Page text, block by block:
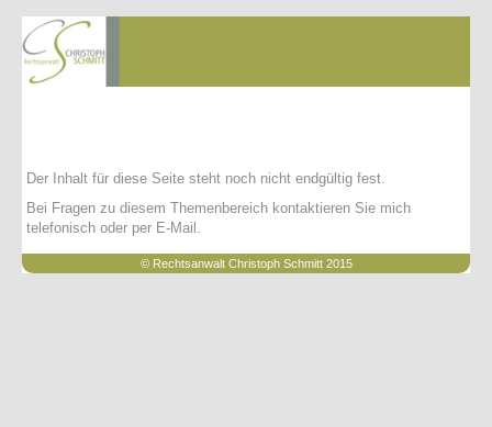
Der Inhalt für diese Seite steht noch nicht endgültig fest.
Bei Fragen zu diesem Themenbereich kontaktieren Sie mich
telefonisch oder per E-Mail.
© Rechtsanwalt Christoph Schmitt 2015